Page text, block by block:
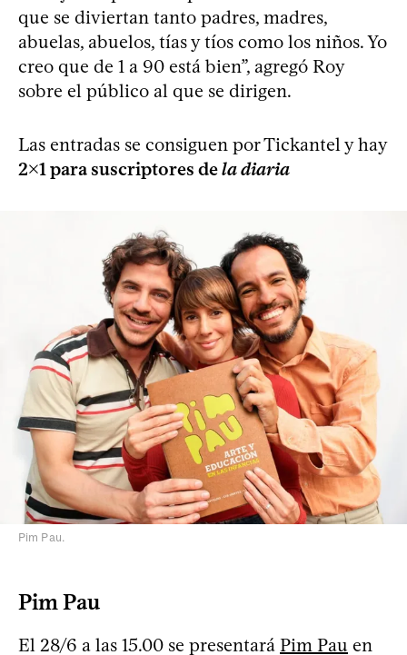
que se diviertan tanto padres, madres,
abuelas, abuelos, tías y tíos como los niños. Yo
creo que de 1 a 90 está bien”, agregó Roy
sobre el público al que se dirigen.
Las entradas se consiguen por Tickantel y hay
2x1 para suscriptores dela diaria
Pim Pau.
Pim Pau
El 28/6 a las 15.00 se presentará Pim Pau en